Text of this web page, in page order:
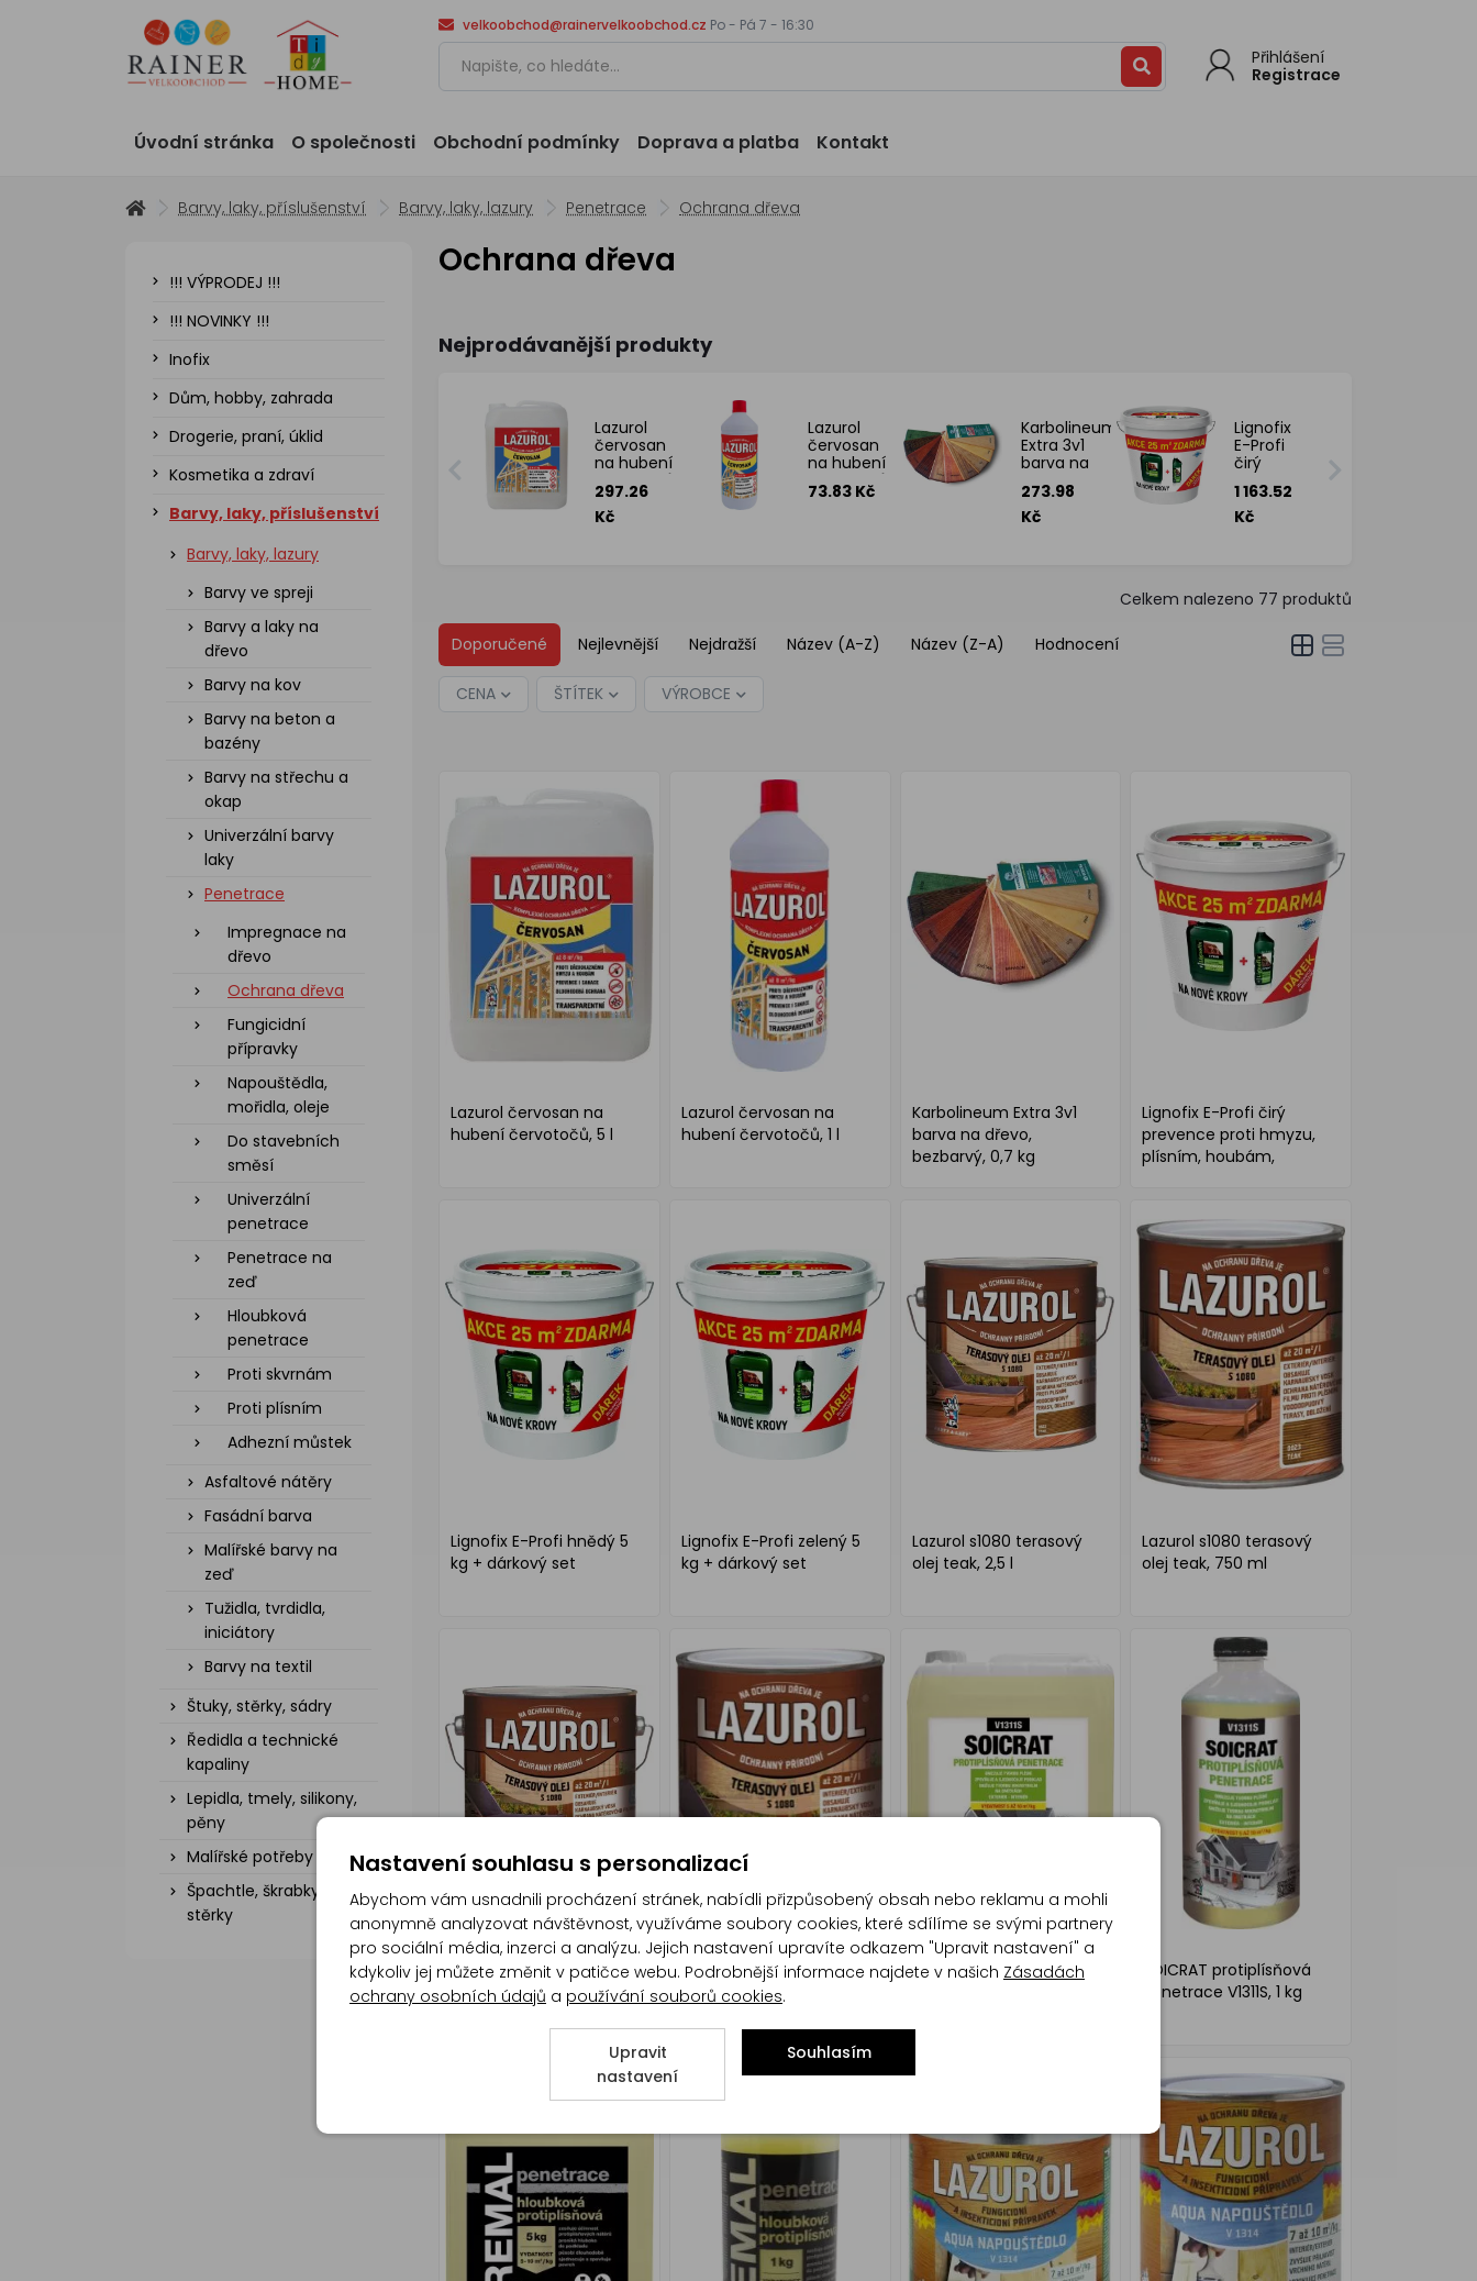
velkoobchod@rainervelkoobchod.cz Po - Pá 7 - 16:30
Přihlášení
Registrace
Úvodní stránka O společnosti Obchodní podmínky Doprava a platba Kontakt
Barvy, laky, příslušenství Barvy, laky, lazury Penetrace Ochrana dřeva
!!! VÝPRODEJ !!!
!!! NOVINKY !!!
Inofix
Dům, hobby, zahrada
Drogerie, praní, úklid
Kosmetika a zdraví
Barvy, laky, příslušenství
Barvy, laky, lazury
Barvy ve spreji
Barvy a laky na
dřevo
Barvy na kov
Barvy na beton a
bazény
Barvy na střechu a
okap
Univerzální barvy
laky
Penetrace
Impregnace na
dřevo
Ochrana dřeva
Fungicidní
přípravky
Napouštědla,
mořidla, oleje
Do stavebních
směsí
Univerzální
penetrace
Penetrace na
zeď
Hloubková
penetrace
Proti skvrnám
Proti plísním
Adhezní můstek
Asfaltové nátěry
Fasádní barva
Malířské barvy na
zeď
Tužidla, tvrdidla,
iniciátory
Barvy na textil
Štuky, stěrky, sádry
Ředidla a technické
kapaliny
Lepidla, tmely, silikony,
pěny
Malířské potřeby
Špachtle, škrabky,
stěrky
Ochrana dřeva
Nejprodávanější produkty
Lazurol
červosan
na hubení
červotočů,
5 l
297.26
Kč
Lazurol
červosan
na hubení
červotočů,
1 l
73.83 Kč
Karbolineum
Extra 3v1
barva na
dřevo,
bezbarvý,
0,7 kg
273.98
Kč
Lignofix
E-Profi
čirý
prevence
proti
hmyzu,
1 163.52
Kč
Celkem nalezeno 77 produktů
Doporučené Nejlevnější Nejdražší Název (A-Z) Název (Z-A) Hodnocení
CENA ŠTÍTEK VÝROBCE
Lazurol červosan na
hubení červotočů, 5 l
Lazurol červosan na
hubení červotočů, 1 l
Karbolineum Extra 3v1
barva na dřevo,
bezbarvý, 0,7 kg
Lignofix E-Profi čirý
prevence proti hmyzu,
plísním, houbám,
Lignofix E-Profi hnědý 5
kg + dárkový set
Lignofix E-Profi zelený 5
kg + dárkový set
Lazurol s1080 terasový
olej teak, 2,5 l
Lazurol s1080 terasový
olej teak, 750 ml
Lazurol s1080 terasový
olej bezbarvý, 2,5 l
Lazurol s1080 terasový
olej bezbarvý, 750 ml
SOICRAT protiplísňová
SOICRAT protiplísňová
penetrace V1311S, 1 kg
Nastavení souhlasu s personalizací
Abychom vám usnadnili procházení stránek, nabídli přizpůsobený obsah nebo reklamu a mohli
anonymně analyzovat návštěvnost, využíváme soubory cookies, které sdílíme se svými partnery
pro sociální média, inzerci a analýzu. Jejich nastavení upravíte odkazem "Upravit nastavení" a
kdykoliv jej můžete změnit v patičce webu. Podrobnější informace najdete v našich Zásadách
ochrany osobních údajů a používání souborů cookies.
Upravit
nastavení
Souhlasím